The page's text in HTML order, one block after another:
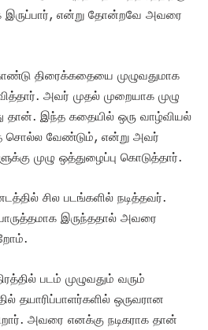
இருப்பார், என்று தோன்றவே அவரை
திரைக்கதையை முழுவதுமாக
அவர் முதல் முறையாக முழு
தான். இந்த கதையில் ஒரு வாழ்வியல்
சொல்ல வேண்டும், என்று அவர்
முழு ஒத்துழைப்பு கொடுத்தார்.
சில படங்களில் நடித்தவர்.
இருந்ததால் அவரை
படம் முழுவதும் வரும்
தயாரிப்பாளர்களில் ஒருவரான
அவரை எனக்கு நடிகராக தான்